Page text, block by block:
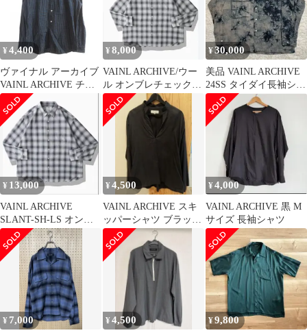
¥ 4,400
ヴァイナル アーカイブ
VAINL ARCHIVE チェ
ックシャツ 長袖 L 青
ブルー レギュラーカラ
ー /HW
¥8,000
VAINL ARCHIVE/ウー
ル オンブレチェックシ
ャツ
¥30,000
美品 VAINL ARCHIVE
24SS タイダイ長袖シャ
ツ ブルー ロンT
¥ 13,000
VAINL ARCHIVE
SLANT-SH-LS オンブ
レチェックウールシャ
ツ
¥4,500
VAINL ARCHIVE スキ
ッパーシャツ ブラック
Mサイズ
¥4,000
VAINL ARCHIVE 黒 M
サイズ 長袖シャツ
¥ 7,000 ¥4,500 ¥9,800